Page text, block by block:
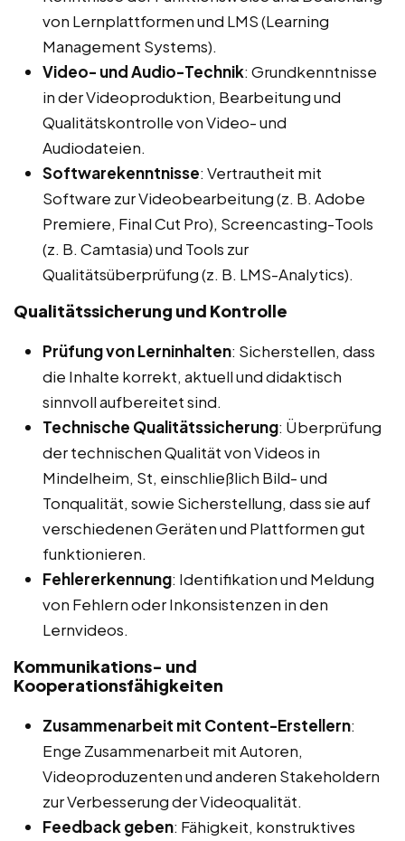
von Lernplattformen und LMS (Learning
Management Systems).
Video- und Audio-Technik: Grundkenntnisse
in der Videoproduktion, Bearbeitung und
Qualitätskontrolle von Video- und
Audiodateien.
Softwarekenntnisse: Vertrautheit mit
Software zur Videobearbeitung (z. B. Adobe
Premiere, Final Cut Pro), Screencasting-Tools
(z. B. Camtasia) und Tools zur
Qualitätsüberprüfung (z. B. LMS-Analytics).
Qualitätssicherung und Kontrolle
Prüfung von Lerninhalten: Sicherstellen, dass
die Inhalte korrekt, aktuell und didaktisch
sinnvoll aufbereitet sind.
Technische Qualitätssicherung: Überprüfung
der technischen Qualität von Videos in
Mindelheim, St, einschließlich Bild- und
Tonqualität, sowie Sicherstellung, dass sie auf
verschiedenen Geräten und Plattformen gut
funktionieren.
Fehlererkennung: Identifikation und Meldung
von Fehlern oder Inkonsistenzen in den
Lernvideos.
Kommunikations- und
Kooperationsfähigkeiten
Zusammenarbeit mit Content-Erstellern:
Enge Zusammenarbeit mit Autoren,
Videoproduzenten und anderen Stakeholdern
zur Verbesserung der Videoqualität.
Feedback geben: Fähigkeit, konstruktives